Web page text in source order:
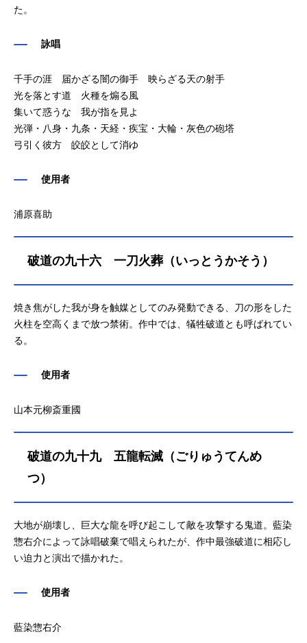
た。
詠唱
千手の涯 届かざる闇の御手 映らざる天の射手
光を落とす道 火種を煽る風
集いて惑うな 我が指を見よ
光弾・八身・九条・天経・疾宝・大輪・灰色の砲塔
弓引く彼方 皎皎として消ゆ
使用者
浦原喜助
破道の九十六 一刀火葬（いっとうかそう）
焼き焦がした我が身を触媒としてのみ発動できる、刀の形をした
火柱を空高くまで放つ禁術。作中では、犠牲破道とも呼ばれてい
る。
使用者
山本元柳斎重國
破道の九十九 五龍転滅（ごりゅうてんめ
つ）
大地が崩壊し、巨大な龍を呼び起こして敵を攻撃する鬼道。藍染
惣右介によって詠唱破棄で唱えられたが、作中最強破道に相応し
い迫力と演出で描かれた。
使用者
藍染惣右介